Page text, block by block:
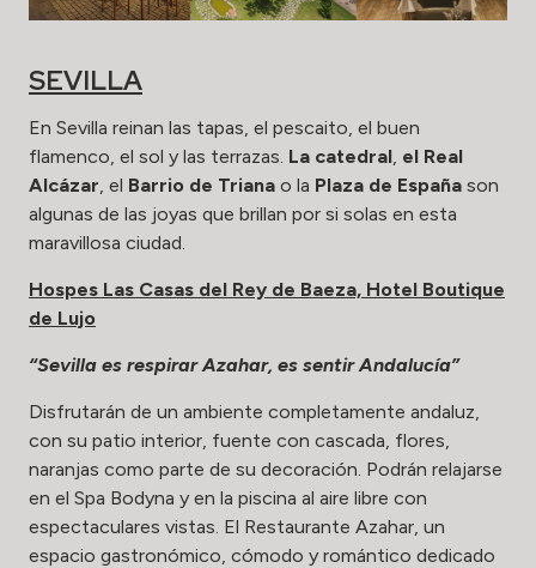
SEVILLA
En Sevilla reinan las tapas, el pescaito, el buen
flamenco, el sol y las terrazas. La catedral, el Real
Alcázar, el Barrio de Triana o la Plaza de España son
algunas de las joyas que brillan por si solas en esta
maravillosa ciudad.
Hospes Las Casas del Rey de Baeza, Hotel Boutique
de Lujo
“Sevilla es respirar Azahar, es sentir Andalucía”
Disfrutarán de un ambiente completamente andaluz,
con su patio interior, fuente con cascada, flores,
naranjas como parte de su decoración. Podrán relajarse
en el Spa Bodyna y en la piscina al aire libre con
espectaculares vistas. El Restaurante Azahar, un
espacio gastronómico, cómodo y romántico dedicado